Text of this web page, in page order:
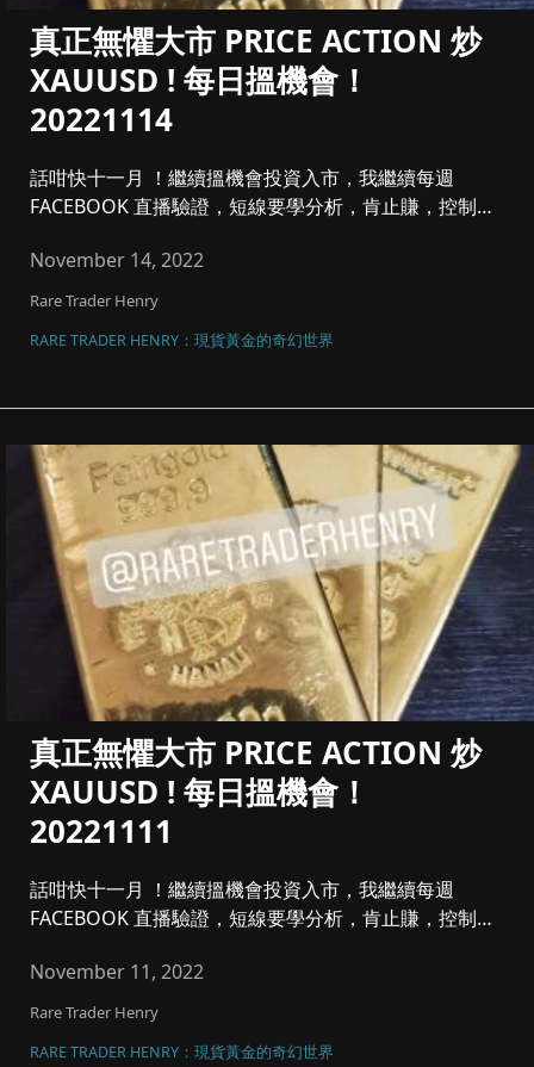
真正無懼大市 PRICE ACTION 炒
XAUUSD ! 每日搵機會！
20221114
話咁快十一月 ！繼續搵機會投資入市，我繼續每週
FACEBOOK 直播驗證，短線要學分析，肯止賺，控制注
November 14, 2022
Rare Trader Henry
RARE TRADER HENRY：現貨黃金的奇幻世界
真正無懼大市 PRICE ACTION 炒
XAUUSD ! 每日搵機會！
20221111
話咁快十一月 ！繼續搵機會投資入市，我繼續每週
FACEBOOK 直播驗證，短線要學分析，肯止賺，控制注
November 11, 2022
Rare Trader Henry
RARE TRADER HENRY：現貨黃金的奇幻世界